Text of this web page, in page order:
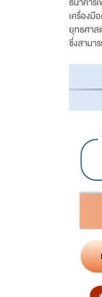
เครื่องมื
ยุทธศาส
ซึ่งสามา